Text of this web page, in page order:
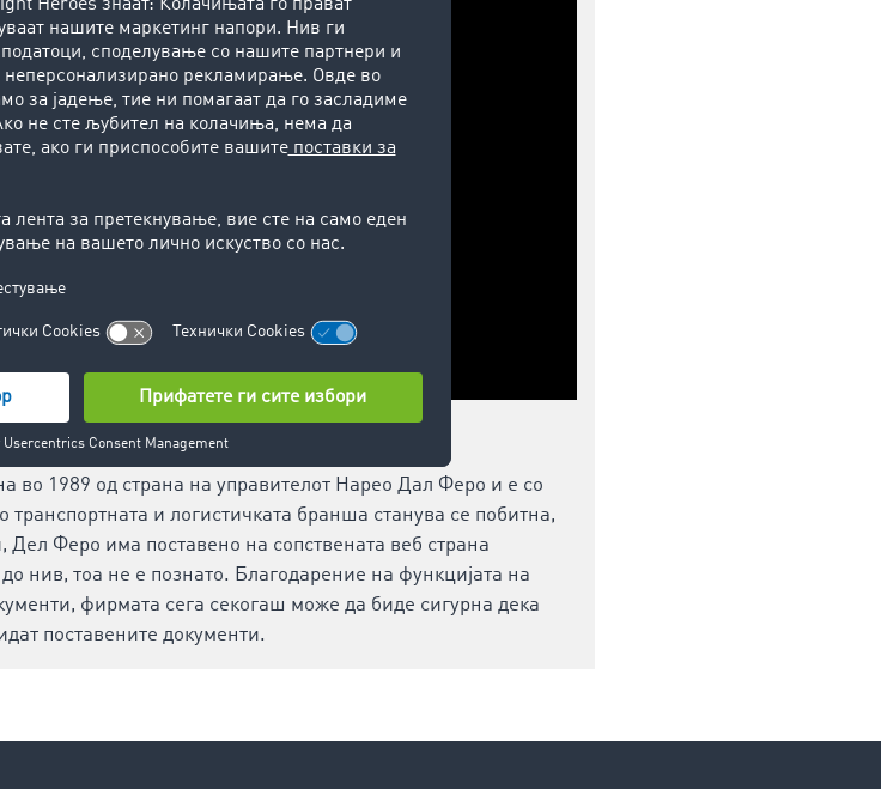
во 1989 од страна на управителот Нарео Дал Феро и е со
и логистичката бранша станува се побитна,
Феро има поставено на сопствената веб страна
нив, тоа не е познато. Благодарение на функцијата на
фирмата сега секогаш може да биде сигурна дека
поставените документи.